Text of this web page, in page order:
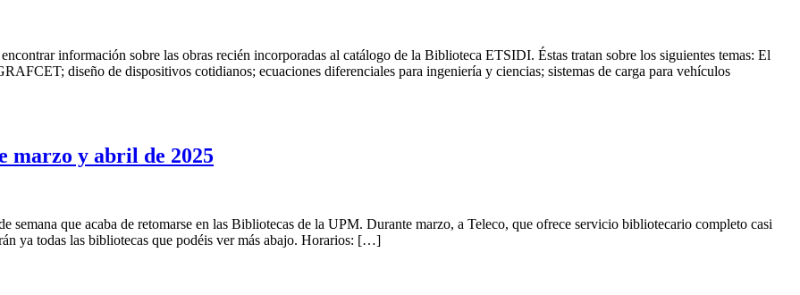
información sobre las obras recién incorporadas al catálogo de la Biblioteca ETSIDI. Éstas tratan sobre los siguientes temas: El
diseño de dispositivos cotidianos; ecuaciones diferenciales para ingeniería y ciencias; sistemas de carga para vehículos
marzo y abril de 2025
semana que acaba de retomarse en las Bibliotecas de la UPM. Durante marzo, a Teleco, que ofrece servicio bibliotecario completo casi
ya todas las bibliotecas que podéis ver más abajo. Horarios: […]